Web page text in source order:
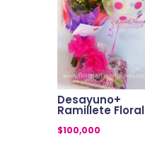
Desayuno+
Ramillete Floral
$100,000